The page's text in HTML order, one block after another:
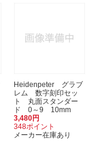
Heidenpeter グラブ
レム 数字刻印セッ
ト 丸面スタンダー
ド 0～9 10mm
3,480円
348ポイント
メーカー在庫あり